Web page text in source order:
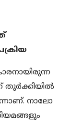
തുർക്കിയിൽ
നാലോ